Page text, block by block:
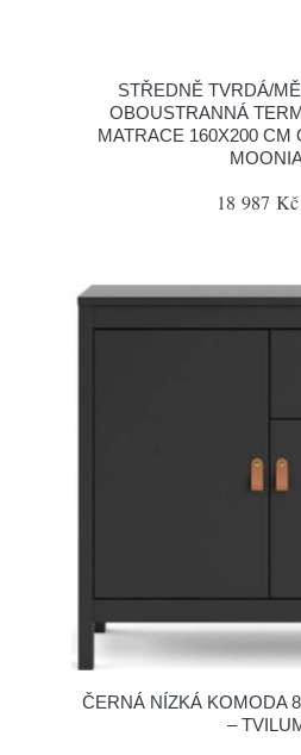
STŘEDNĚ TVRDÁ/
OBOUSTRANNÁ
MATRACE 160X200 CM
18 987 Kč
ČERNÁ NÍZKÁ KOMODA
–